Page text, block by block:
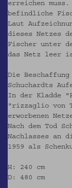
erreichen muss.
befindliche
Laut
dieses Netzes
Fischer unter
das Netz leer
Die
Schuchardts
In der Kladde
"rizzaglio von
erworbenen
Nach dem Tod
Nachlasses an
1959 als
H: 240 cm
D: 480 cm